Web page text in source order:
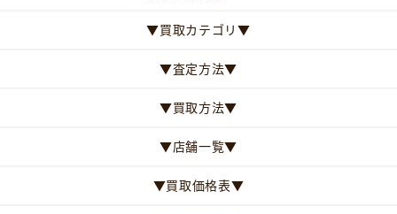
▼買取カテゴリ▼
▼査定方法▼
▼買取方法▼
▼店舗一覧▼
▼買取価格表▼